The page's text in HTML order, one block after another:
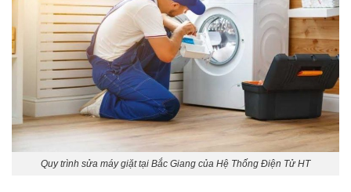
Quy trình sửa máy giặt tại Bắc Giang của Hệ Thống Điện Tử HT